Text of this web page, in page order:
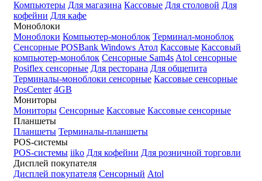
Компьютеры Для магазина Кассовые Для столовой Для
кофейни Для кафе
Моноблоки
Моноблоки Компьютер-моноблок Терминал-моноблок
Сенсорные POSBank Windows Атол Кассовые Кассовый
компьютер-моноблок Сенсорные Sam4s Atol сенсорные
Posiflex сенсорные Для ресторана Для общепита
Терминалы-моноблоки сенсорные Кассовые сенсорные
PosCenter 4GB
Мониторы
Мониторы Сенсорные Кассовые Кассовые сенсорные
Планшеты
Планшеты Терминалы-планшеты
POS-системы
POS-системы iiko Для кофейни Для розничной торговли
Дисплей покупателя
Дисплей покупателя Сенсорный Atol